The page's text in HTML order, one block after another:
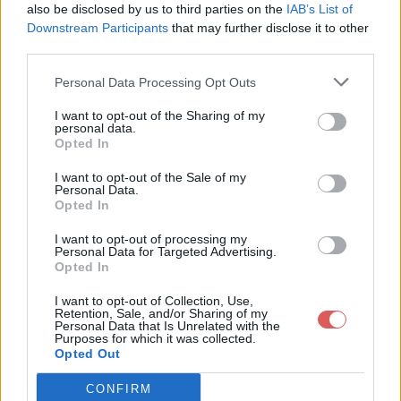
also be disclosed by us to third parties on the IAB’s List of
Downstream Participants that may further disclose it to other
Personal Data Processing Opt Outs
I want to opt-out of the Sharing of my
personal data.
Opted In
I want to opt-out of the Sale of my
Personal Data.
Opted In
I want to opt-out of processing my
Personal Data for Targeted Advertising.
Opted In
I want to opt-out of Collection, Use,
Retention, Sale, and/or Sharing of my
Personal Data that Is Unrelated with the
Purposes for which it was collected.
Opted Out
CONFIRM
Partager le fichier Kenai_ak.zip
sur le Web et les réseaux
sociaux:
Télécharger le fichier Kenai_ak.zi